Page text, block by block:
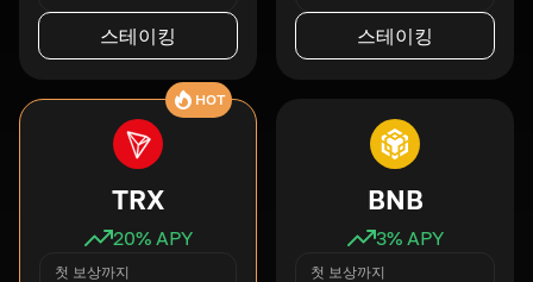
스테이킹 스테이킹
HOT
TRX
20% APY
첫 보상까지
BNB
3% APY
첫 보상까지